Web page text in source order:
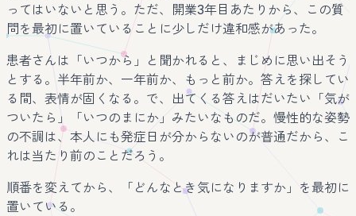
ってはいないと思う。ただ、開業3年目あたりから、この質
問を最初に置いていることに少しだけ違和感があった。
患者さんは「いつから」と聞かれると、まじめに思い出そう
とする。半年前か、一年前か、もっと前か。答えを探してい
る間、表情が固くなる。で、出てくる答えはだいたい「気が
ついたら」「いつのまにか」みたいなものだ。慢性的な姿勢
の不調は、本人にも発症日が分からないのが普通だから、こ
れは当たり前のことだろう。
順番を変えてから、「どんなとき気になりますか」を最初に
置いている。